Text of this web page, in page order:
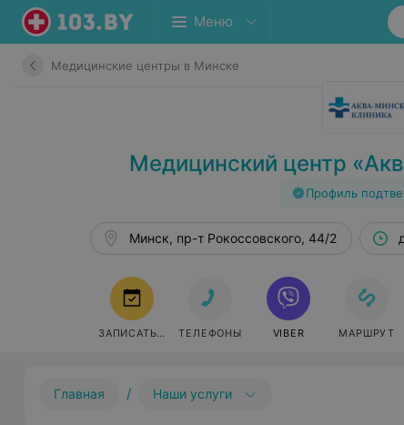
Меню
Медицинские центры в Минске
Медицинский центр
Профиль
Минск, пр-т Рокоссовского, 44/2
ЗАПИСАТЬСЯ ТЕЛЕФОНЫ VIBER МАРШРУТ
Главная / Наши услуги